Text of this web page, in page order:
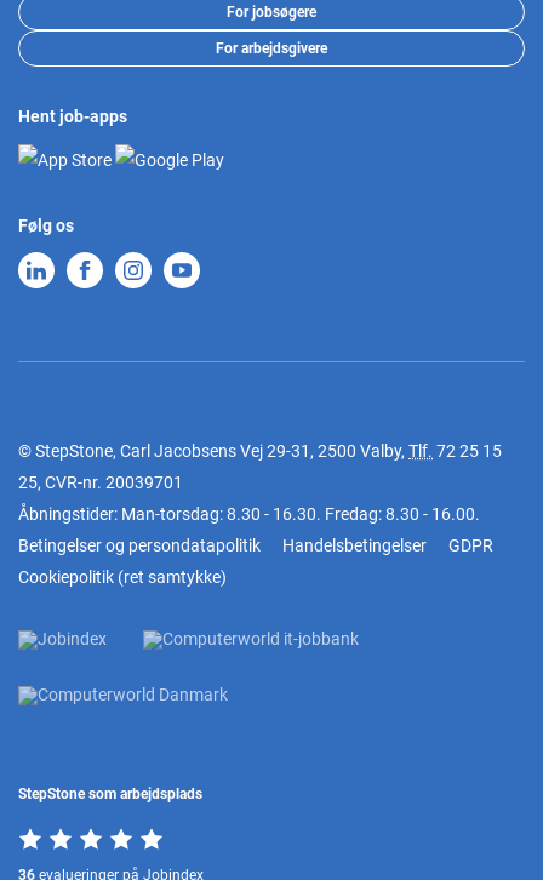
For jobsøgere
For arbejdsgivere
Hent job-apps
Følg os
© StepStone, Carl Jacobsens Vej 29-31, 2500 Valby, Tlf. 72 25 15
25, CVR-nr. 20039701
Åbningstider: Man-torsdag: 8.30 - 16.30. Fredag: 8.30 - 16.00.
Betingelser og persondatapolitik
Handelsbetingelser
GDPR
Cookiepolitik (ret samtykke)
StepStone som arbejdsplads
36 evalueringer på Jobindex